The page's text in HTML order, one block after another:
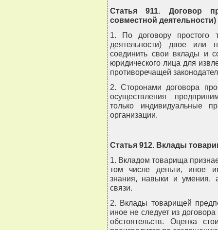
Статья 911. Договор
совместной деятельности)
1. По договору простого
деятельности) двое или
соединить свои вклады и
юридического лица для
противоречащей
2. Сторонами договора
осуществления
только индивидуальные
организации.
Статья 912. Вклады
1. Вкладом товарища
том числе деньги, иное
знания, навыки и умения,
связи.
2. Вклады товарищей
иное не следует из
обстоятельств. Оценка